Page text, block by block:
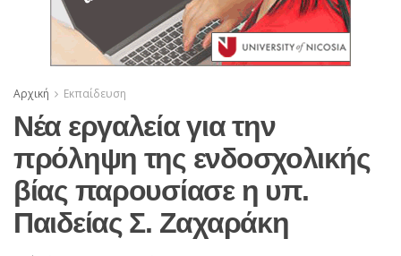
Αρχική Εκπαίδευση
Νέα εργαλεία για την
πρόληψη της ενδοσχολικής
βίας παρουσίασε η υπ.
Παιδείας Σ. Ζαχαράκη